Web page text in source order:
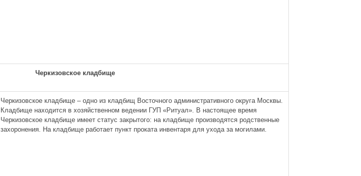
Черкизовское кладбище
Черкизовское кладбище – одно из кладбищ Восточного административного округа Москвы.
Кладбище находится в хозяйственном ведении ГУП «Ритуал». В настоящее время
Черкизовское кладбище имеет статус закрытого: на кладбище производятся родственные
захоронения. На кладбище работает пункт проката инвентаря для ухода за могилами.